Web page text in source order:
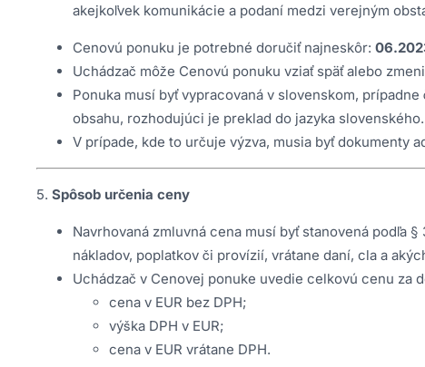
akejkoľvek komunikácie a podaní medzi verejným
Cenovú ponuku je potrebné doručiť najneskôr:
Uchádzač môže Cenovú ponuku vziať späť alebo
Ponuka musí byť vypracovaná v slovenskom,
obsahu, rozhodujúci je preklad do jazyka
V prípade, kde to určuje výzva, musia byť dokumenty
5. Spôsob určenia ceny
Navrhovaná zmluvná cena musí byť stanovená podľa
nákladov, poplatkov či provízií, vrátane daní, cla a
Uchádzač v Cenovej ponuke uvedie celkovú cenu za
cena v EUR bez DPH;
výška DPH v EUR;
cena v EUR vrátane DPH.